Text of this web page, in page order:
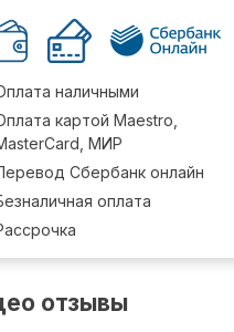
наличными
картой Maestro,
МИР
Сбербанк онлайн
оплата
отзывы